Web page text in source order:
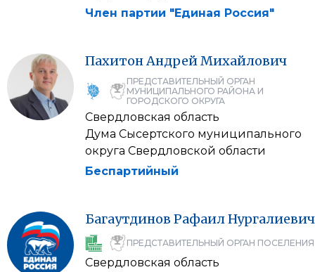
Член партии "Единая Россия"
ПахитонАндрейМихайлович
ПРЕДСТАВИТЕЛЬНЫЙ ОРГАН
МУНИЦИПАЛЬНОГО РАЙОНА И
ГОРОДСКОГО ОКРУГА
Свердловская область
Дума Сысертского муниципального
округа Свердловской области
Беспартийный
Багаутдинов РафаилНургалиевич
ПРЕДСТАВИТЕЛЬНЫЙ ОРГАН ПОСЕЛЕНИЯ
Свердловская область